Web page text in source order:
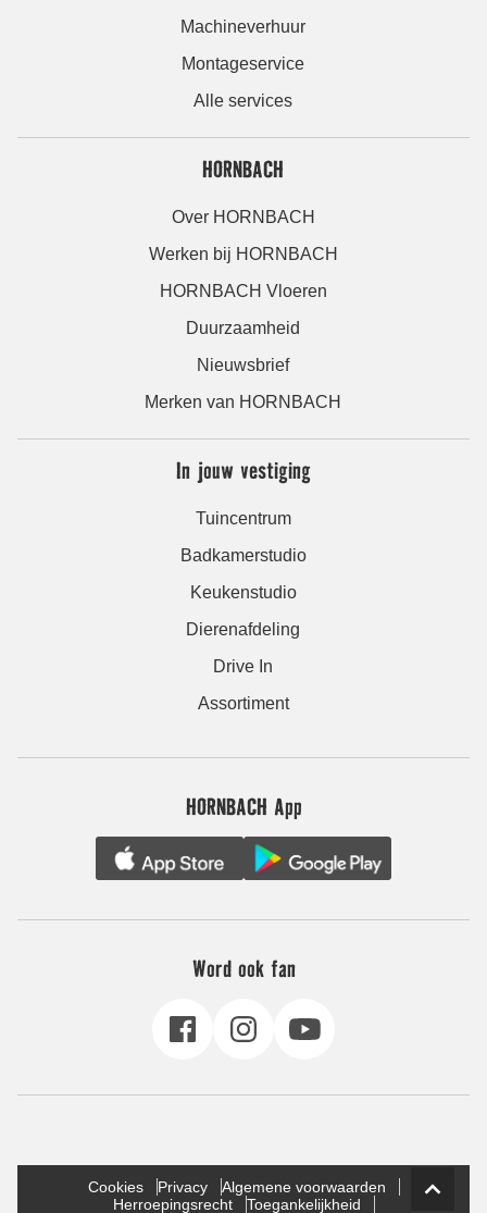
Machineverhuur
Montageservice
Alle services
HORNBACH
Over HORNBACH
Werken bij HORNBACH
HORNBACH Vloeren
Duurzaamheid
Nieuwsbrief
Merken van HORNBACH
In jouw vestiging
Tuincentrum
Badkamerstudio
Keukenstudio
Dierenafdeling
Drive In
Assortiment
HORNBACH App
Word ook fan
Cookies Privacy
Algemene voorwaarden
Herroepingsrecht
Toegankelijkheid